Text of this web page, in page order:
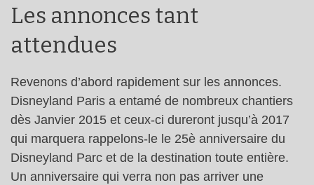
Les annonces tant
attendues
Revenons d’abord rapidement sur les annonces.
Disneyland Paris a entamé de nombreux chantiers
dès Janvier 2015 et ceux-ci dureront jusqu’à 2017
qui marquera rappelons-le le 25è anniversaire du
Disneyland Parc et de la destination toute entière.
Un anniversaire qui verra non pas arriver une